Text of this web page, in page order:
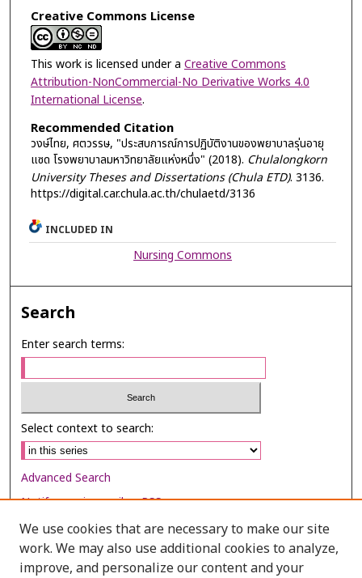
Creative Commons License
This work is licensed under a Creative Commons
Attribution-NonCommercial-No Derivative Works 4.0
International License.
Recommended Citation
วงษ์ไทย, ศตวรรษ, "ประสบการณ์การปฏิบัติงานของพยาบาลรุ่นอายุ
แซด โรงพยาบาลมหาวิทยาลัยแห่งหนึ่ง" (2018). Chulalongkorn
University Theses and Dissertations (Chula ETD). 3136.
https://digital.car.chula.ac.th/chulaetd/3136
INCLUDED IN
Nursing Commons
Search
Enter search terms:
Select context to search:
Advanced Search
Notify me via email orRSS
Browse
Collections
We use cookies that are necessary to make our site
work. We may also use additional cookies to analyze,
improve, and personalize our content and your